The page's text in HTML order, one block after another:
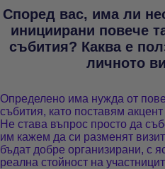
Според вас, има ли
инициирани повече
събития? Каква е
личното
Определено има нужда от
събития, като поставям
Не става въпрос просто да
им кажем да си разменят
бъдат добре организирани, с
реална стойност на